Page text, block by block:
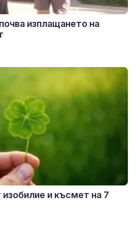
изплащането на
и късмет на 7